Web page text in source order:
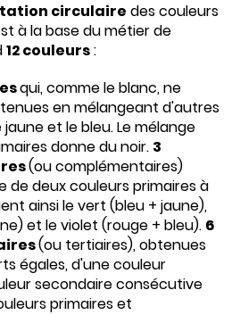
circulaire des couleurs
à la base du métier de
12 couleurs:
qui, comme le blanc, ne
en mélangeant d'autres
et le bleu. Le mélange
donne du noir. 3
(ou complémentaires)
de deux couleurs primaires à
ainsi le vert (bleu + jaune),
et le violet (rouge + bleu). 6
(ou tertiaires), obtenues
égales, d'une couleur
secondaire consécutive
primaires et